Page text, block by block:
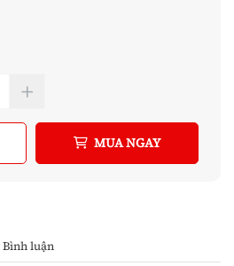
MUA NGAY
Bình luận